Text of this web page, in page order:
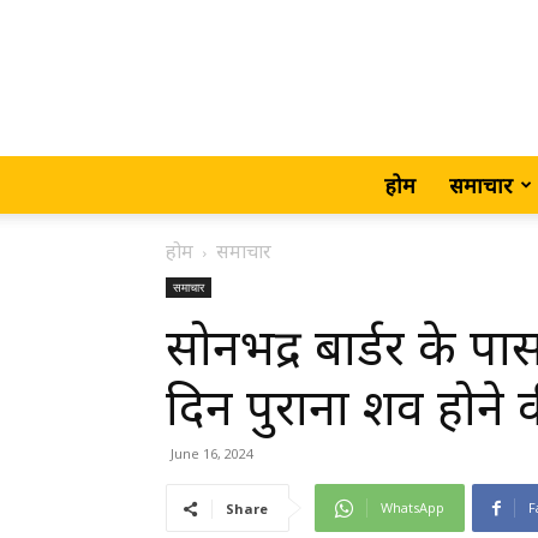
होम समाचार
होम समाचार
समाचार
सोनभद्र बार्डर के
दिन पुराना शव होने
June 16, 2024
Share WhatsApp